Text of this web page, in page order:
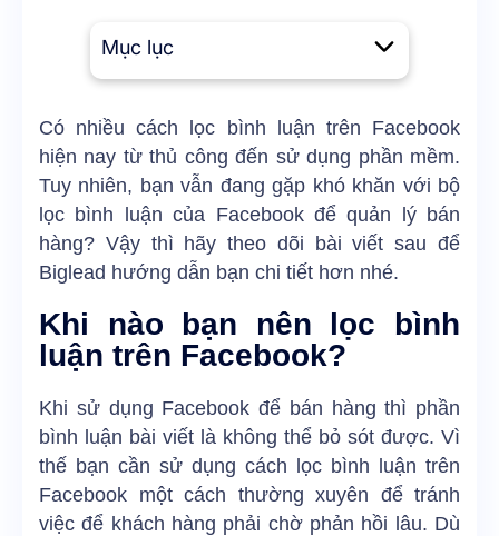
Mục lục
Có nhiều cách lọc bình luận trên Facebook
hiện nay từ thủ công đến sử dụng phần mềm.
Tuy nhiên, bạn vẫn đang gặp khó khăn với bộ
lọc bình luận của Facebook để quản lý bán
hàng? Vậy thì hãy theo dõi bài viết sau để
Biglead hướng dẫn bạn chi tiết hơn nhé.
Khi nào bạn nên lọc bình
luận trên Facebook?
Khi sử dụng Facebook để bán hàng thì phần
bình luận bài viết là không thể bỏ sót được. Vì
thế bạn cần sử dụng cách lọc bình luận trên
Facebook một cách thường xuyên để tránh
việc để khách hàng phải chờ phản hồi lâu. Dù